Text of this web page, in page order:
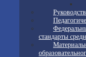
стандарты